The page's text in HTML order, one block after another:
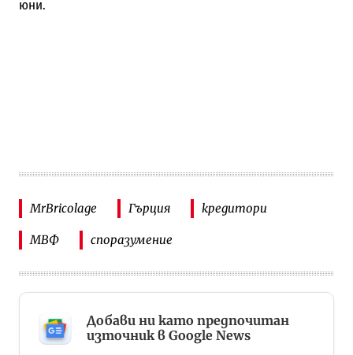
юни.
MrBricolage Гърция кредитори
МВФ споразумение
Добави ни като предпочитан
източник в Google News